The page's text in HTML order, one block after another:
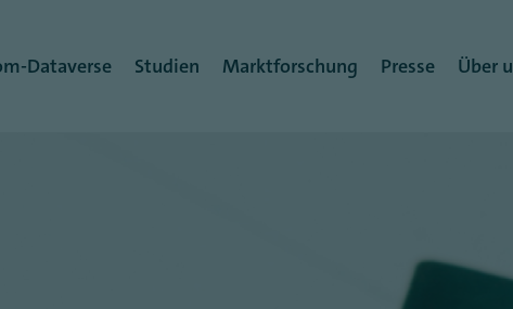
Dataverse Studien Marktforschung Presse Über